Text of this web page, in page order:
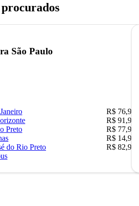
São Paulo
R$ 76,90
R$ 91,90
Preto
R$ 77,90
R$ 14,90
do Rio Preto
R$ 82,90